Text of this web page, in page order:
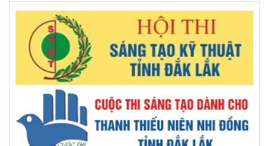
Đại hội Hội Dưỡng sinh tâm thể tỉnh khóa IV, nhiệm kỳ 2026-
Đại hội đại biểu Hội Khuyến học tỉnh Đắk Lắk lần thứ I,
nhiệm kỳ 2026 - 2031
Giải mã ‘bài toán khó’ EUDR bằng bản đồ số cà phê Đắk Lắk
Việt Nam đứng thứ 2 Đông Nam Á, thứ 7 thế giới về chuyển
đổi địa chỉ Internet thế hệ mới
Báo chí thời đại số - khi công nghệ song hành cùng tư duy
đổi mới